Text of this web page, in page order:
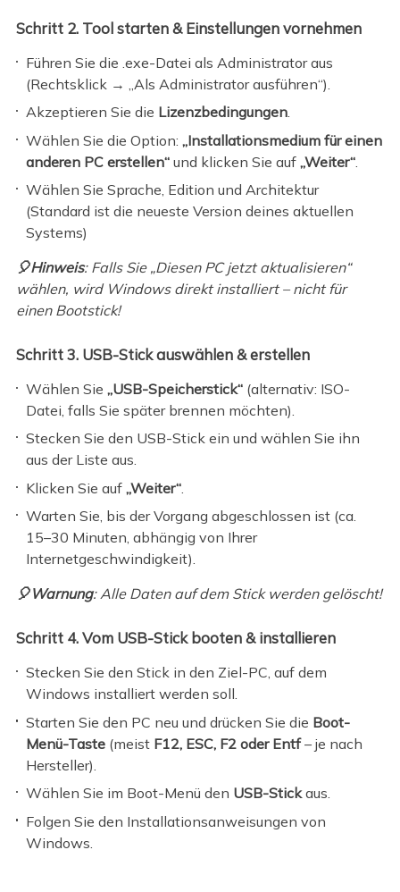
Schritt 2. Tool starten & Einstellungen vornehmen
Führen Sie die .exe-Datei als Administrator aus
(Rechtsklick → „Als Administrator ausführen“).
Akzeptieren Sie die Lizenzbedingungen.
Wählen Sie die Option:„Installationsmedium für einen
anderen PC erstellen“ und klicken Sie auf„Weiter“
Wählen Sie Sprache, Edition und Architektur
(Standard ist die neueste Version deines aktuellen
Systems)
🎈Hinweis: Falls Sie „Diesen PC jetzt aktualisieren“
wählen, wird Windows direkt installiert – nicht für
einen Bootstick!
Schritt 3. USB-Stick auswählen & erstellen
Wählen Sie„USB-Speicherstick“ (alternativ: ISO-
Datei, falls Sie später brennen möchten).
Stecken Sie den USB-Stick ein und wählen Sie ihn
aus der Liste aus.
Klicken Sie auf„Weiter“
Warten Sie, bis der Vorgang abgeschlossen ist (ca.
15–30 Minuten, abhängig von Ihrer
Internetgeschwindigkeit).
🎈Warnung: Alle Daten auf dem Stick werden gelöscht!
Schritt 4. Vom USB-Stick booten & installieren
Stecken Sie den Stick in den Ziel-PC, auf dem
Windows installiert werden soll.
Starten Sie den PC neu und drücken Sie die Boot-
Menü-Taste (meist F12, ESC, F2 oder Entf– je nach
Hersteller).
Wählen Sie im Boot-Menü den USB-Stickaus.
Folgen Sie den Installationsanweisungen von
Windows.